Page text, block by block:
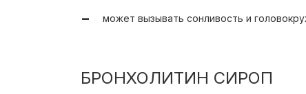
может вызывать сонливость и
БРОНХОЛИТИН СИРОП